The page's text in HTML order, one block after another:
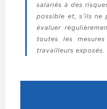
salariés à des
possible et, s’ils ne
évaluer
toutes les
travailleurs exposés.